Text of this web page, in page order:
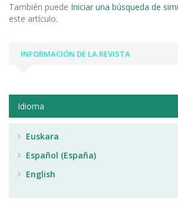
También puede Iniciar una búsqueda de
este artículo.
INFORMACIÓN DE LA REVISTA
Idioma
Euskara
Español (España)
English